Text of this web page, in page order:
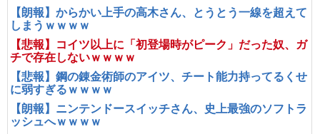
【朗報】からかい上手の高木さん、とうとう一線を超えて
しまうｗｗｗｗ
【悲報】コイツ以上に「初登場時がピーク」だった奴、ガ
チで存在しないｗｗｗｗ
【悲報】鋼の錬金術師のアイツ、チート能力持ってるくせ
に弱すぎるｗｗｗｗ
【朗報】ニンテンドースイッチさん、史上最強のソフトラ
ッシュへｗｗｗｗ